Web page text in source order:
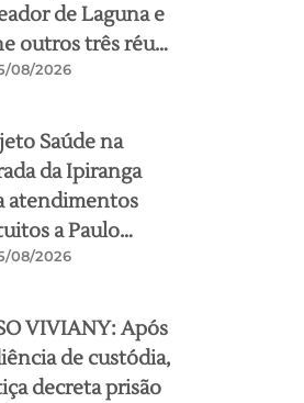
de Laguna e
outros três réus
um processo
08/2026
Saúde na
da Ipiranga
atendimentos
a Paulo
e Laguna nesta
08/2026
VIVIANY: Após
de custódia,
decreta prisão